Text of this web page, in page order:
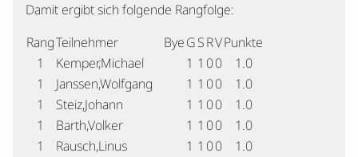
Damit ergibt sich folgende Rangfolge:
RangTeilnehmer ByeGSRVPunkte
1
Kemper,Michael 1 1 00
1.0
1
Janssen,Wolfgang 1 1 00
1.0
1
Steiz,Johann 1 1 00
1.0
1
Barth,Volker 1 1 00
1.0
1
Rausch,Linus 1 1 00
1.0